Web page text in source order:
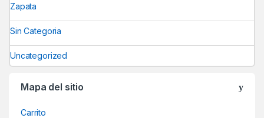
Zapata
Sin Categoria
Uncategorized
Mapa del sitio
Carrito